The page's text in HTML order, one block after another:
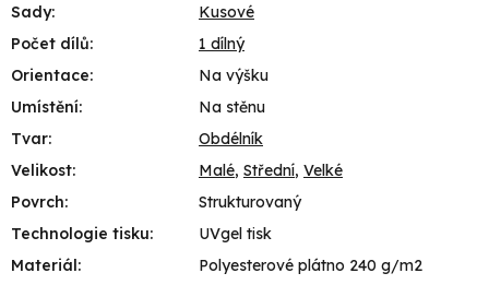
Sady:
Kusové
Počet dílů:
1 dílný
Orientace:
Na výšku
Umístění:
Na stěnu
Tvar:
Obdélník
Velikost: Malé, Střední, Velké
Povrch:
Strukturovaný
Technologie tisku:
UVgel tisk
Materiál:
Polyesterové plátno 240 g/m2